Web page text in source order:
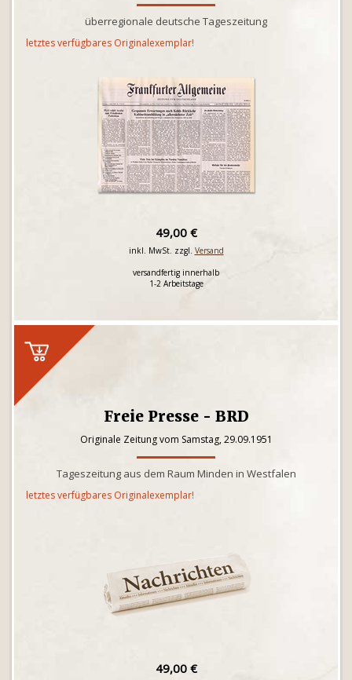
überregionale deutsche Tageszeitung
letztes verfügbares Originalexemplar!
49,00 €
inkl. MwSt. zzgl. Versand
versandfertig innerhalb
1-2 Arbeitstage
Freie Presse - BRD
Originale Zeitung vom Samstag, 29.09.1951
Tageszeitung aus dem Raum Minden in Westfalen
letztes verfügbares Originalexemplar!
49,00 €